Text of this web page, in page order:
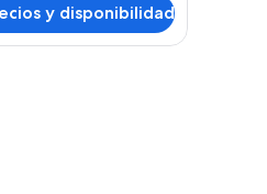
y disponibilidad